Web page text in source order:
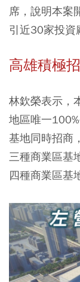
席，說明本案
引近30家投資
高雄積極
林欽榮表示，
地區唯一
基地同時招商
三種商業區基
四種商業區基